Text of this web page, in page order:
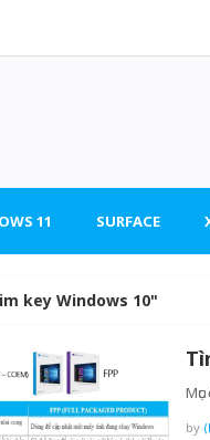
11 SURFACE
key Windows 10"
by